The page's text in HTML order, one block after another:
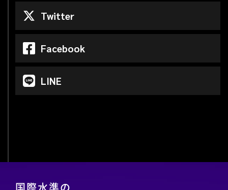
Twitter
Facebook
LINE